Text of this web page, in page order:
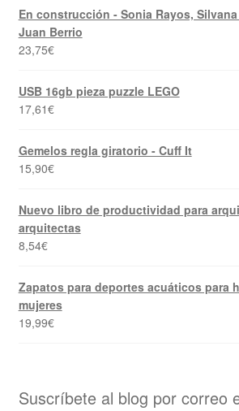
En construcción - Sonia Rayos,
Juan Berrio
23,75€
USB 16gb pieza puzzle LEGO
17,61€
Gemelos regla giratorio - Cuff It
15,90€
Nuevo libro de productividad para
arquitectas
8,54€
Zapatos para deportes acuáticos para
mujeres
19,99€
Suscríbete al blog por correo